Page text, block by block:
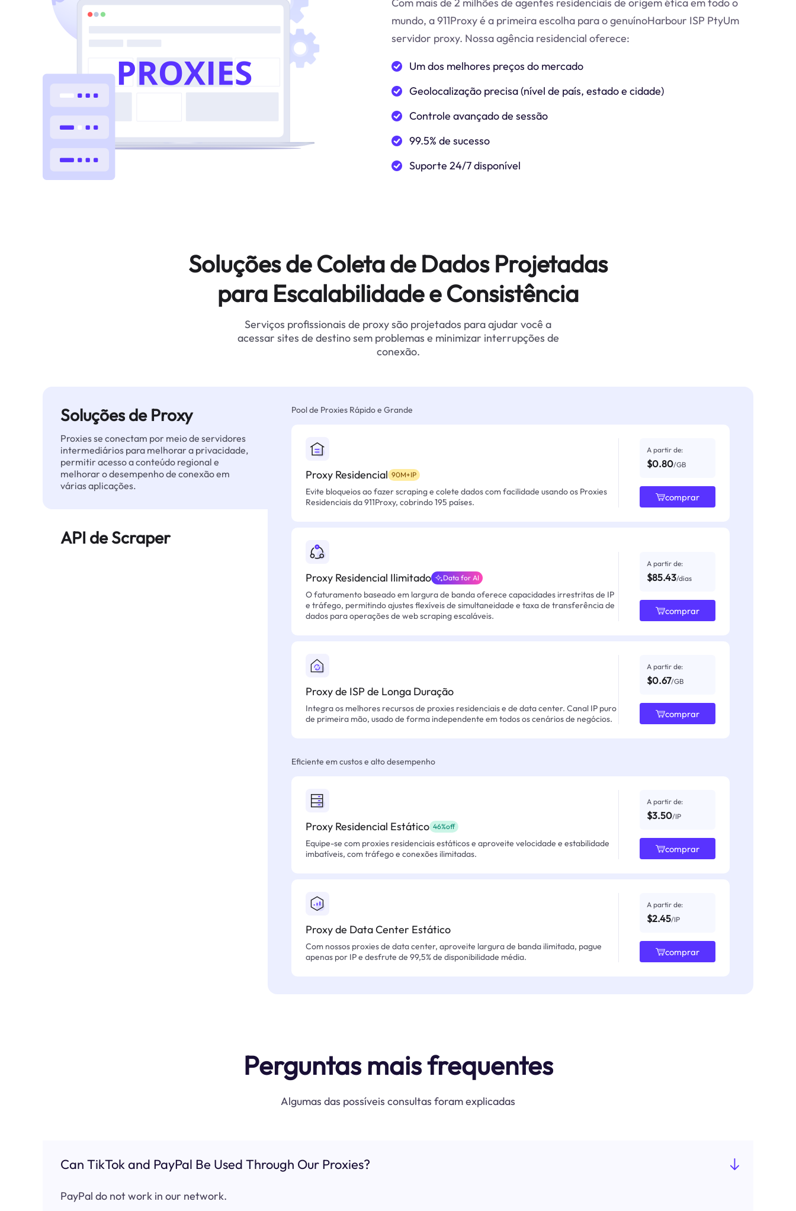
mundo, a 911Proxy é a primeira escolha para o genuínoHarbour ISP PtyUm
servidor proxy. Nossa agência residencial oferece:
Um dos melhores preços do mercado
Geolocalização precisa (nível de país, estado e cidade)
Controle avançado de sessão
99.5% de sucesso
Suporte 24/7 disponível
Soluções de Coleta de Dados Projetadas
para Escalabilidade e Consistência
Serviços profissionais de proxy são projetados para ajudar você a
acessar sites de destino sem problemas e minimizar interrupções de
conexão.
Soluções de Proxy
Proxies se conectam por meio de servidores
intermediários para melhorar a privacidade,
permitir acesso a conteúdo regional e
melhorar o desempenho de conexão em
várias aplicações.
API de Scraper
Pool de Proxies Rápido e Grande
Proxy Residencial 90M+IP
Evite bloqueios ao fazer scraping e colete dados com facilidade usando os Proxies
Residenciais da 911Proxy, cobrindo 195 países.
A partir de:
$0.80/GB
comprar
Proxy Residencial Ilimitado Data for AI
O faturamento baseado em largura de banda oferece capacidades irrestritas de IP
e tráfego, permitindo ajustes flexíveis de simultaneidade e taxa de transferência de
dados para operações de web scraping escaláveis.
A partir de:
$85.43/dias
comprar
Proxy de ISP de Longa Duração
Integra os melhores recursos de proxies residenciais e de data center. Canal IP puro
de primeira mão, usado de forma independente em todos os cenários de negócios.
A partir de:
$0.67/GB
comprar
Eficiente em custos e alto desempenho
Proxy Residencial Estático 46%off
Equipe-se com proxies residenciais estáticos e aproveite velocidade e estabilidade
imbatíveis, com tráfego e conexões ilimitadas.
A partir de:
$3.50/IP
comprar
Proxy de Data Center Estático
Com nossos proxies de data center, aproveite largura de banda ilimitada, pague
apenas por IP e desfrute de 99,5% de disponibilidade média.
A partir de:
$2.45/IP
comprar
Perguntas mais frequentes
Algumas das possíveis consultas foram explicadas
Can TikTok and PayPal Be Used Through Our Proxies?
PayPal do not work in our network.